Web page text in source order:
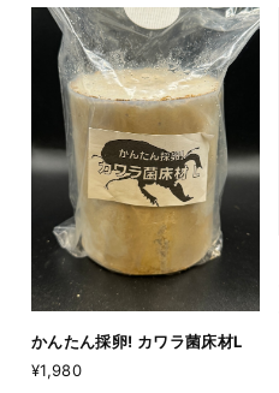
かんたん採卵! カワラ菌床材L
¥1,980